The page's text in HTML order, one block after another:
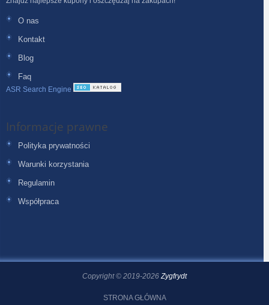
O nas
Kontakt
Blog
Faq
ASR Search Engine
Informacje prawne
Polityka prywatności
Warunki korzystania
Regulamin
Współpraca
Copyright © 2019-2026 Zygfrydt
STRONA GŁÓWNA